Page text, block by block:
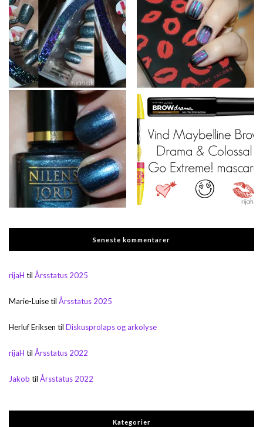
Seneste kommentarer
rijaH til Årsstatus 2025
Marie-Luisetil Årsstatus 2025
Herluf Eriksen til Diskusprolaps og arkolyse
rijaH til Årsstatus 2022
Jakob til Årsstatus 2022
Kategorier